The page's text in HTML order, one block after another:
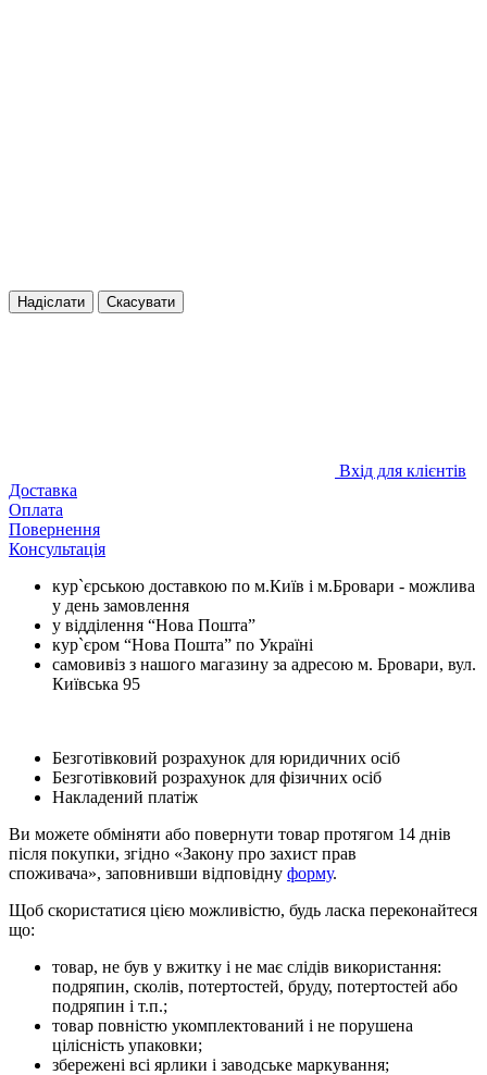
Надіслати Скасувати
Вхід для клієнтів
Доставка
Оплата
Повернення
Консультація
кур`єрською доставкою по м.Київ і м.Бровари - можлива
у день замовлення
у відділення “Нова Пошта”
кур`єром “Нова Пошта” по Україні
самовивіз з нашого магазину за адресою м. Бровари, вул.
Київська 95
Безготівковий розрахунок для юридичних осіб
Безготівковий розрахунок для фізичних осіб
Накладений платіж
Ви можете обміняти або повернути товар протягом 14 днів
після покупки, згідно «Закону про захист прав
споживача», заповнивши відповідну форму.
Щоб скористатися цією можливістю, будь ласка переконайтеся
що:
товар, не був у вжитку і не має слідів використання:
подряпин, сколів, потертостей, бруду, потертостей або
подряпин і т.п.;
товар повністю укомплектований і не порушена
цілісність упаковки;
збережені всі ярлики і заводське маркування;